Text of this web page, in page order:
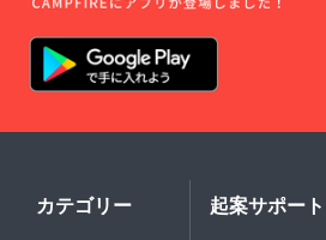
カテゴリー 起案サポート